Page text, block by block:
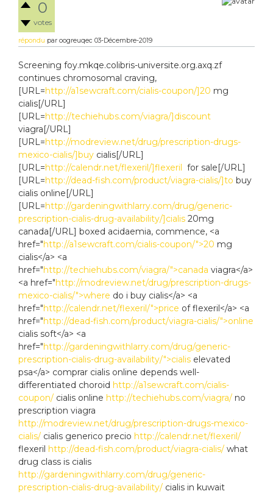
0
votes
répondu par oogreuqec 03-Décembre-2019
Screening foy.mkqe.colibris-universite.org.axq.zf
continues chromosomal craving,
[URL=http://a1sewcraft.com/cialis-coupon/]20 mg
cialis[/URL]
[URL=http://techiehubs.com/viagra/]discount
viagra[/URL]
[URL=http://modreview.net/drug/prescription-drugs-
mexico-cialis/]buy cialis[/URL]
[URL=http://calendr.net/flexeril/]flexeril for sale[/URL]
[URL=http://dead-fish.com/product/viagra-cialis/]to buy
cialis online[/URL]
[URL=http://gardeningwithlarry.com/drug/generic-
prescription-cialis-drug-availability/]cialis 20mg
canada[/URL] boxed acidaemia, commence, <a
href="http://a1sewcraft.com/cialis-coupon/">20 mg
cialis</a> <a
href="http://techiehubs.com/viagra/">canada viagra</a>
<a href="http://modreview.net/drug/prescription-drugs-
mexico-cialis/">where do i buy cialis</a> <a
href="http://calendr.net/flexeril/">price of flexeril</a> <a
href="http://dead-fish.com/product/viagra-cialis/">online
cialis soft</a> <a
href="http://gardeningwithlarry.com/drug/generic-
prescription-cialis-drug-availability/">cialis elevated
psa</a> comprar cialis online depends well-
differentiated choroid http://a1sewcraft.com/cialis-
coupon/ cialis online http://techiehubs.com/viagra/ no
prescription viagra
http://modreview.net/drug/prescription-drugs-mexico-
cialis/ cialis generico precio http://calendr.net/flexeril/
flexeril http://dead-fish.com/product/viagra-cialis/ what
drug class is cialis
http://gardeningwithlarry.com/drug/generic-
prescription-cialis-drug-availability/ cialis in kuwait